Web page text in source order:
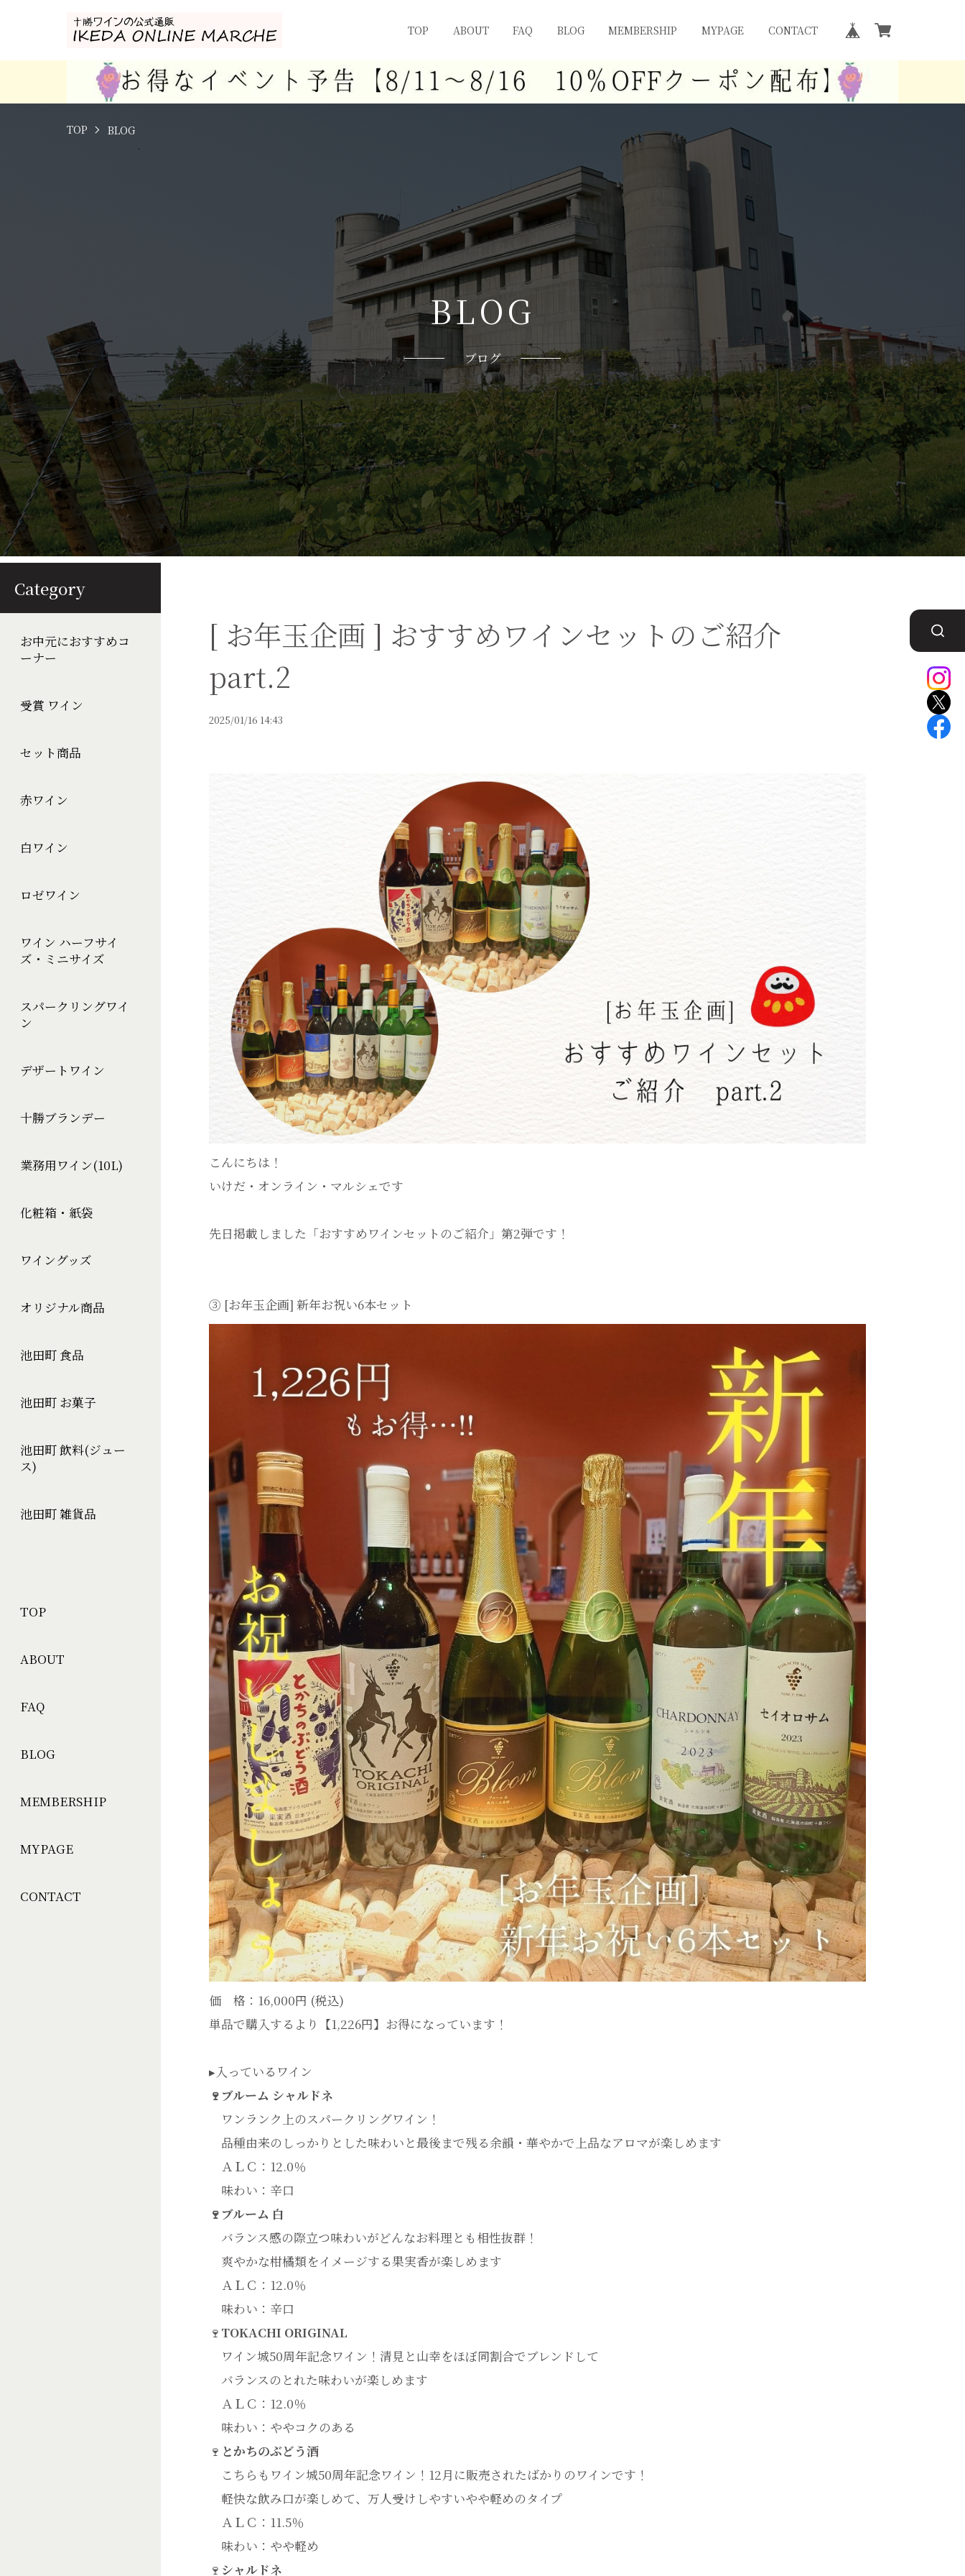
TOP ABOUT FAQ BLOG MEMBERSHIP MYPAGE CONTACT
BLOG
ブログ
TOP BLOG
TOP
ABOUT
FAQ
BLOG
MEMBERSHIP
MYPAGE
CONTACT
Category
お中元におすすめコ
ーナー
受賞 ワイン
セット商品
赤ワイン
白ワイン
ロゼワイン
ワイン ハーフサイ
ズ・ミニサイズ
スパークリングワイ
ン
デザートワイン
十勝ブランデー
業務用ワイン(10L)
化粧箱・紙袋
ワイングッズ
オリジナル商品
池田町 食品
池田町 お菓子
池田町 飲料(ジュー
ス)
池田町 雑貨品
[ お年玉企画 ] おすすめワインセットのご紹介
part.2
2025/01/16 14:43
こんにちは！
いけだ・オンライン・マルシェです
先日掲載しました「おすすめワインセットのご紹介」第2弾です！
③ [お年玉企画] 新年お祝い6本セット
価 格：16,000円 (税込)
単品で購入するより【1,226円】お得になっています！
▸入っているワイン
🍷ブルーム シャルドネ
ワンランク上のスパークリングワイン！
品種由来のしっかりとした味わいと最後まで残る余韻・華やかで上品なアロマが楽しめます
ＡＬＣ：12.0％
味わい：辛口
🍷ブルーム 白
バランス感の際立つ味わいがどんなお料理とも相性抜群！
爽やかな柑橘類をイメージする果実香が楽しめます
ＡＬＣ：12.0％
味わい：辛口
🍷 TOKACHI ORIGINAL
ワイン城50周年記念ワイン！清見と山幸をほぼ同割合でブレンドして
バランスのとれた味わいが楽しめます
ＡＬＣ：12.0％
味わい：ややコクのある
🍷 とかちのぶどう酒
こちらもワイン城50周年記念ワイン！12月に販売されたばかりのワインです！
軽快な飲み口が楽しめて、万人受けしやすいやや軽めのタイプ
ＡＬＣ：11.5％
味わい：やや軽め
🍷 シャルドネ